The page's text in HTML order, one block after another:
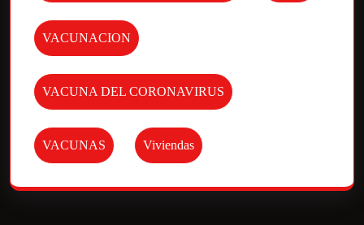
VACUNACION
VACUNA DEL CORONAVIRUS
VACUNAS Viviendas